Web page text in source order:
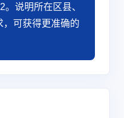
说明所在区县、
可获得更准确的